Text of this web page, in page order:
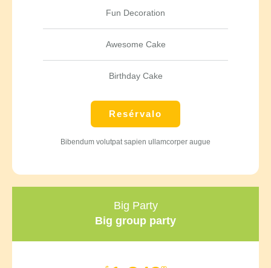
Fun Decoration
Awesome Cake
Birthday Cake
Resérvalo
Bibendum volutpat sapien ullamcorper augue
Big Party
Big group party